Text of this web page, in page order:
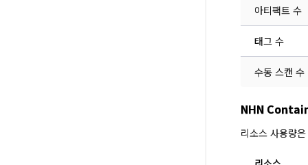
아티팩트 수
태그 수
수동 스캔 수
NHN
리소스 사용량